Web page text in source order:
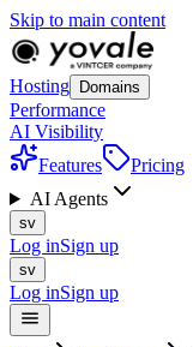
Skip to main content
Hosting Domains
Performance
AI Visibility
Features
Pricing
AI Agents
sv
Log inSign up
sv
Log inSign up